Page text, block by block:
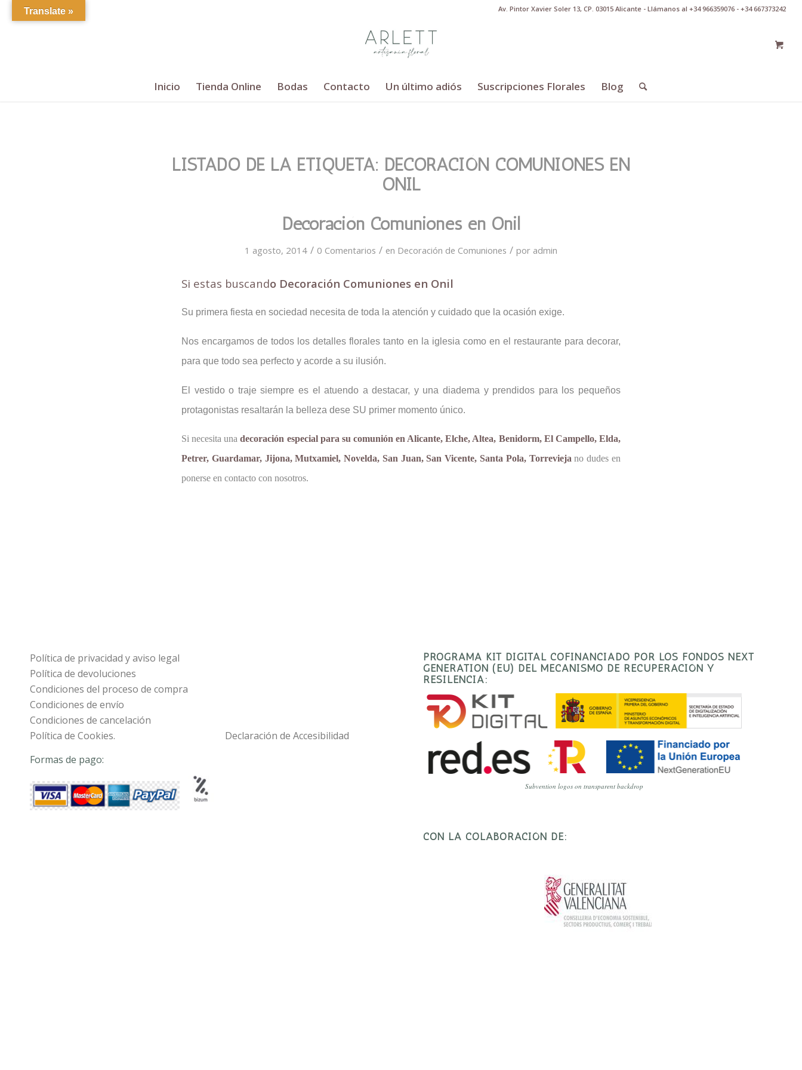
Av. Pintor Xavier Soler 13, CP. 03015 Alicante - Llámanos al +34 966359076 - +34 667373242
Inicio Tienda Online Bodas Contacto Un último adiós Suscripciones Florales Blog
LISTADO DE LA ETIQUETA: DECORACIÓN COMUNIONES EN
ONIL
Decoración Comuniones en Onil
1 agosto, 2014 / 0 Comentarios / en Decoración de Comuniones / por admin
Si estas buscando Decoración Comuniones en Onil
Su primera fiesta en sociedad necesita de toda la atención y cuidado que la ocasión exige.
Nos encargamos de todos los detalles florales tanto en la iglesia como en el restaurante para decorar,
para que todo sea perfecto y acorde a su ilusión.
El vestido o traje siempre es el atuendo a destacar, y una diadema y prendidos para los pequeños
protagonistas resaltarán la belleza dese SU primer momento único.
Si necesita unadecoración especial para su comunión en Alicante, Elche, Altea, Benidorm, El Campello, Elda,
Petrer, Guardamar, Jijona, Mutxamiel, Novelda, San Juan, San Vicente, Santa Pola, Torrevieja no dudes en
ponerse en contacto con nosotros.
Política de privacidad y aviso legal
Política de devoluciones
Condiciones del proceso de compra
Condiciones de envío
Condiciones de cancelación
Política de Cookies.
Declaración de Accesibilidad
Formas de pago:
PROGRAMA KIT DIGITAL COFINANCIADO POR LOS FONDOS NEXT
GENERATION (EU) DEL MECANISMO DE RECUPERACIÓN Y
RESILENCIA:
Subvention logos on transparent backdrop
CON LA COLABORACIÓN DE:
Translate »